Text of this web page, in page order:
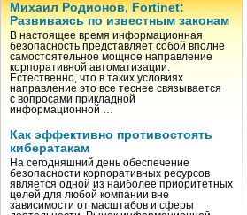
Михаил Родионов, Fortinet:
Развиваясь по известным законам
В настоящее время информационная
безопасность представляет собой вполне
самостоятельное мощное направление
корпоративной автоматизации.
Естественно, что в таких условиях
направление это все теснее связывается
с вопросами прикладной
информационной …
Как эффективно противостоять
кибератакам
На сегодняшний день обеспечение
безопасности корпоративных ресурсов
является одной из наиболее приоритетных
целей для любой компании вне
зависимости от масштабов и сферы